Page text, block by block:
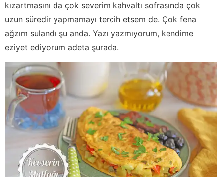
kızartmasını da çok severim kahvaltı sofrasında çok
uzun süredir yapmamayı tercih etsem de. Çok fena
ağzım sulandı şu anda. Yazı yazmıyorum, kendime
eziyet ediyorum adeta şurada.